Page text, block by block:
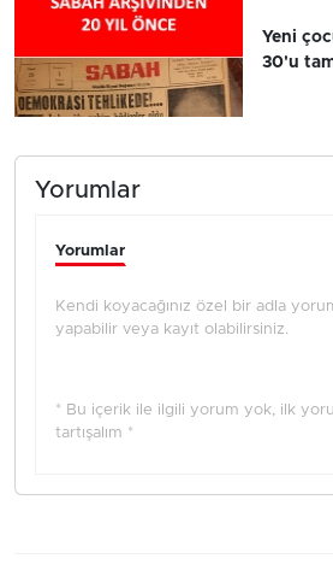
Yeni
30'u
Yorumlar
Yorumlar
Kendi koyacağınız özel bir adla
yapabilir veya kayıt olabilirsiniz.
* Bu içerik ile ilgili yorum yok, ilk
tartışalım *